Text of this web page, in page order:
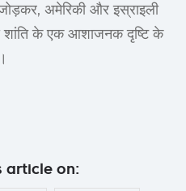
अमेरिकी और इस्राइली
शांति के एक आशाजनक दृष्टि के
article on: